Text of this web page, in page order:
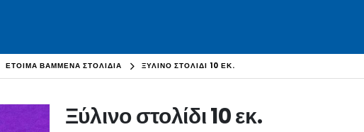
ΕΤΟΙΜΑ ΒΑΜΜΕΝΑ ΣΤΟΛΙΔΙΑ ΞΎΛΙΝΟ ΣΤΟΛΊΔΙ 10 ΕΚ.
Ξύλινο στολίδι 10 εκ.